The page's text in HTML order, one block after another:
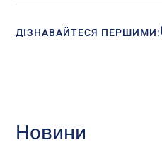
ДІЗНАВАЙТЕСЯ ПЕРШИМИ:
Новини